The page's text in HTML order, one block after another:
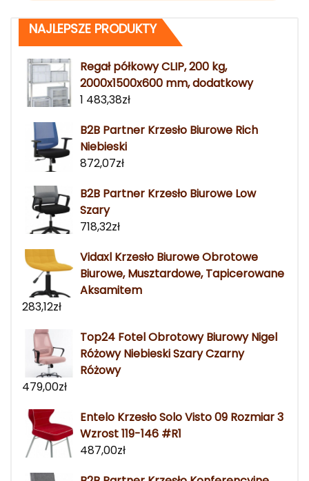
NAJLEPSZE PRODUKTY
Regał półkowy CLIP, 200 kg,
2000x1500x600 mm, dodatkowy
1 483,38zł
B2B Partner Krzesło Biurowe Rich
Niebieski
872,07zł
B2B Partner Krzesło Biurowe Low
Szary
718,32zł
Vidaxl Krzesło Biurowe Obrotowe
Biurowe, Musztardowe, Tapicerowane
Aksamitem
283,12zł
Top24 Fotel Obrotowy Biurowy Nigel
Różowy Niebieski Szary Czarny
Różowy
479,00zł
Entelo Krzesło Solo Visto 09 Rozmiar 3
Wzrost 119-146 #R1
487,00zł